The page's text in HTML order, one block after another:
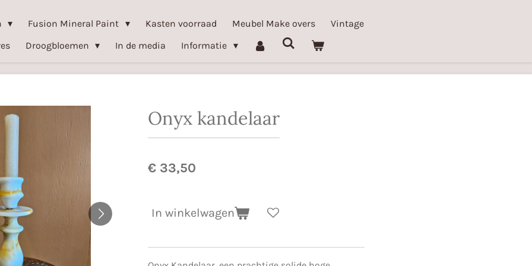
Fusion Mineral Paint Kasten voorraad Meubel Make overs
Vintage
Droogbloemen In de media Informatie
Onyx kandelaar
€ 33,50
In winkelwagen